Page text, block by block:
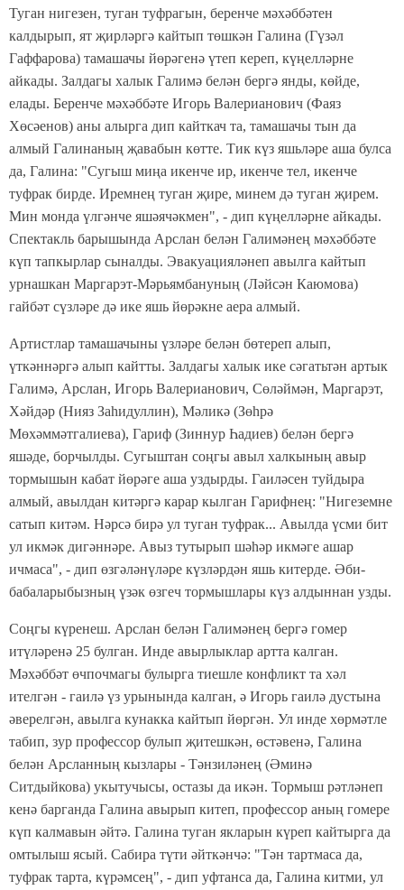
Туган нигезен, туган туфрагын, беренче мәхәббәтен
калдырып, ят җирләргә кайтып төшкән Галина (Гүзәл
Гаффарова) тамашачы йөрәгенә үтеп кереп, күңелләрне
айкады. Залдагы халык Галимә белән бергә янды, көйде,
елады. Беренче мәхәббәте Игорь Валерианович (Фаяз
Хөсәенов) аны алырга дип кайткач та, тамашачы тын да
алмый Галинаның җавабын көтте. Тик күз яшьләре аша булса
да, Галина: "Сугыш миңа икенче ир, икенче тел, икенче
туфрак бирде. Иремнең туган җире, минем дә туган җирем.
Мин монда үлгәнче яшәячәкмен", - дип күңелләрне айкады.
Спектакль барышында Арслан белән Галимәнең мәхәббәте
күп тапкырлар сыналды. Эвакуацияләнеп авылга кайтып
урнашкан Маргарэт-Мәрьямбануның (Ләйсән Каюмова)
гайбәт сүзләре дә ике яшь йөрәкне аера алмый.
Артистлар тамашачыны үзләре белән бөтереп алып,
үткәннәргә алып кайтты. Залдагы халык ике сәгатьтән артык
Галимә, Арслан, Игорь Валерианович, Сөләймән, Маргарэт,
Хәйдәр (Нияз Заһидуллин), Мәликә (Зөһрә
Мөхәммәтгалиева), Гариф (Зиннур Һадиев) белән бергә
яшәде, борчылды. Сугыштан соңгы авыл халкының авыр
тормышын кабат йөрәге аша уздырды. Гаиләсен туйдыра
алмый, авылдан китәргә карар кылган Гарифнең: "Нигеземне
сатып китәм. Нәрсә бирә ул туган туфрак... Авылда үсми бит
ул икмәк дигәннәре. Авыз тутырып шәһәр икмәге ашар
ичмаса", - дип өзгәләнүләре күзләрдән яшь китерде. Әби-
бабаларыбызның үзәк өзгеч тормышлары күз алдыннан узды.
Соңгы күренеш. Арслан белән Галимәнең бергә гомер
итүләренә 25 булган. Инде авырлыклар артта калган.
Мәхәббәт өчпочмагы булырга тиешле конфликт та хәл
ителгән - гаилә үз урынында калган, ә Игорь гаилә дустына
әверелгән, авылга кунакка кайтып йөргән. Ул инде хөрмәтле
табип, зур профессор булып җитешкән, өстәвенә, Галина
белән Арсланның кызлары - Тәнзиләнең (Әминә
Ситдыйкова) укытучысы, остазы да икән. Тормыш рәтләнеп
кенә барганда Галина авырып китеп, профессор аның гомере
күп калмавын әйтә. Галина туган якларын күреп кайтырга да
омтылыш ясый. Сабира түти әйткәнчә: "Тән тартмаса да,
туфрак тарта, күрәмсең", - дип уфтанса да, Галина китми, ул